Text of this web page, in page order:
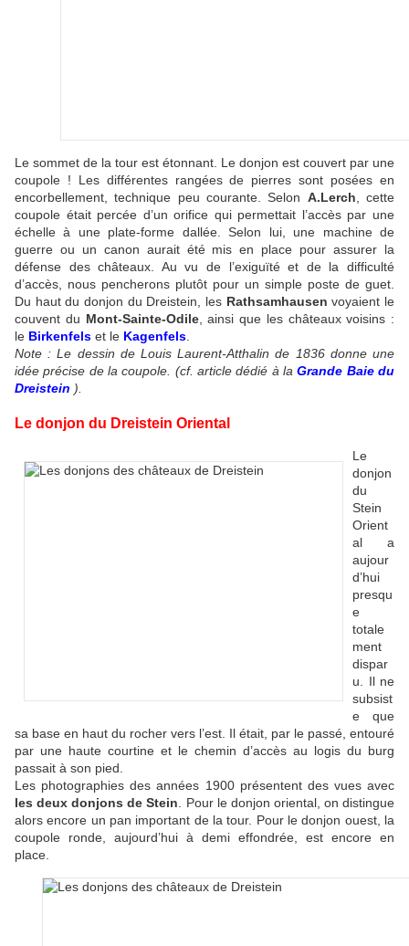
Le sommet de la tour est étonnant. Le donjon est couvert par une
coupole ! Les différentes rangées de pierres sont posées en
encorbellement, technique peu courante. Selon A.Lerch, cette
coupole était percée d’un orifice qui permettait l’accès par une
échelle à une plate-forme dallée. Selon lui, une machine de
guerre ou un canon aurait été mis en place pour assurer la
défense des châteaux. Au vu de l’exiguïté et de la difficulté
d’accès, nous pencherons plutôt pour un simple poste de guet.
Du haut du donjon du Dreistein, les Rathsamhausenvoyaient le
couvent du Mont-Sainte-Odile, ainsi que les châteaux voisins :
le Birkenfels et le Kagenfels.
Note : Le dessin de Louis Laurent-Atthalin de 1836 donne une
idée précise de la coupole. (cf. article dédié à laGrande Baie du
Dreistein ).
Le donjon du Dreistein Oriental
Le
donjon
du
Stein
Orient
al a
aujour
d’hui
presqu
e
totale
ment
dispar
u. Il ne
subsist
e que
sa base en haut du rocher vers l’est. Il était, par le passé, entouré
par une haute courtine et le chemin d’accès au logis du burg
passait à son pied.
Les photographies des années 1900 présentent des vues avec
les deux donjons de Stein . Pour le donjon oriental, on distingue
alors encore un pan important de la tour. Pour le donjon ouest, la
coupole ronde, aujourd’hui à demi effondrée, est encore en
place.